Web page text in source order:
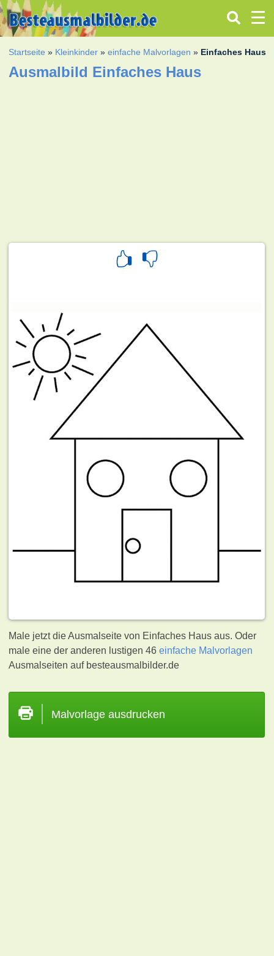
Startseite » Kleinkinder »einfache Malvorlagen » Einfaches Haus
Ausmalbild Einfaches Haus
Male jetzt die Ausmalseite von Einfaches Haus aus. Oder
male eine der anderen lustigen 46einfache Malvorlagen
Ausmalseiten auf besteausmalbilder.de
Malvorlage ausdrucken